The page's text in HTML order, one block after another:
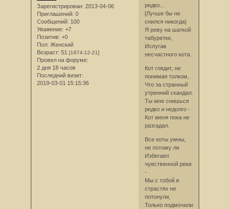
Зарегистрирован: 2013-04-06
Приглашений: 0
Сообщений: 100
Уважение: +7
Позитив: +0
Пол: Женский
Возраст: 51 [1974-12-21]
Провел на форуме:
2 дня 18 часов
Последний визит:
2019-03-01 15:15:36
редко...
[Лучше бы не
снился никогда]
Я реву на шаткой
табуретке,
Испугав
несчастного кота.
Кот глядит, не
понимая толком,
Что за странный
утренний скандал.
Ты мне снишься
редко и недолго -
Кот меня пока не
разгадал.
Все коты умны,
не потому ли
Избегают
чувственной реки
-
Мы с тобой в
страстях не
потонули,
Только подмочили